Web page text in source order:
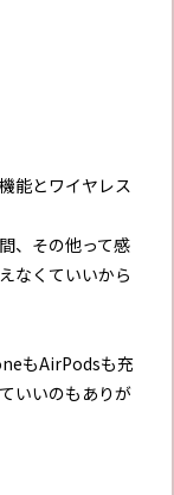
能とワイヤレス
、その他って感
なくていいから
もAirPodsも充
いいのもありが